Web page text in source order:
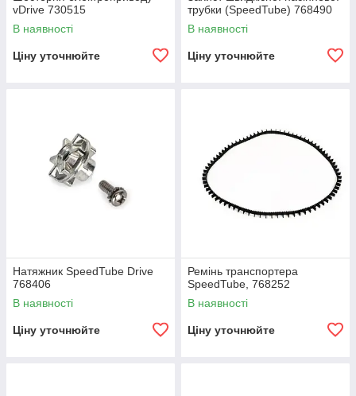
vDrive 730515
В наявності
Ціну уточнюйте
трубки (SpeedTube) 768490
В наявності
Ціну уточнюйте
Натяжник SpeedTube Drive
768406
В наявності
Ціну уточнюйте
Ремінь транспортера
SpeedTube, 768252
В наявності
Ціну уточнюйте